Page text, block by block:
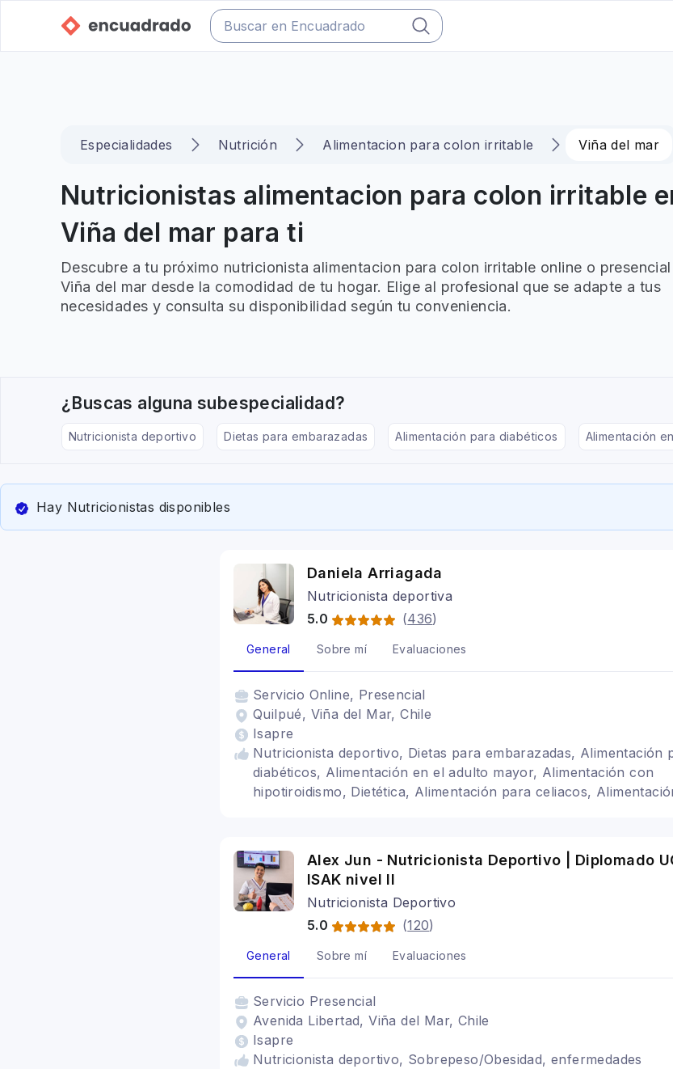
Especialidades Nutrición Alimentacion para colon irritable Viña del mar
Nutricionistas alimentacion para colon irritable
Viña del mar para ti
Descubre a tu próximo nutricionista alimentacion para colon irritable online o presencial
Viña del mar desde la comodidad de tu hogar. Elige al profesional que se adapte a tus
necesidades y consulta su disponibilidad según tu conveniencia.
¿Buscas alguna subespecialidad?
Nutricionista deportivo Dietas para embarazadas Alimentación para diabéticos Alimentación
Hay Nutricionistas disponibles
Daniela Arriagada
Nutricionista deportiva
5.0
(436)
General Sobre mí Evaluaciones
Servicio Online, Presencial
Quilpué, Viña del Mar, Chile
Isapre
Nutricionista deportivo, Dietas para embarazadas, Alimentación
diabéticos, Alimentación en el adulto mayor, Alimentación con
hipotiroidismo, Dietética, Alimentación para celiacos,
Alex Jun - Nutricionista Deportivo | Diplomado
ISAK nivel II
Nutricionista Deportivo
5.0
(120)
General Sobre mí Evaluaciones
Servicio Presencial
Avenida Libertad, Viña del Mar, Chile
Isapre
Nutricionista deportivo, Sobrepeso/Obesidad, enfermedades